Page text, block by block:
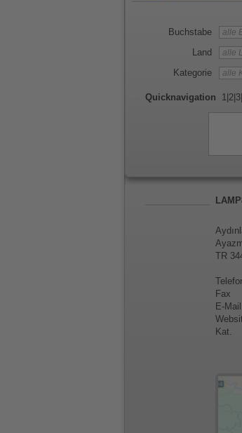
Buchstabe
Land
Kategorie
Quicknavigation 1 2 3
TR
Fax
E-Mail
Kat.